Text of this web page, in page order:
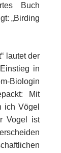
Buch
„Birding
lautet der
in
Biologin
Mit
ich Vögel
Vogel ist